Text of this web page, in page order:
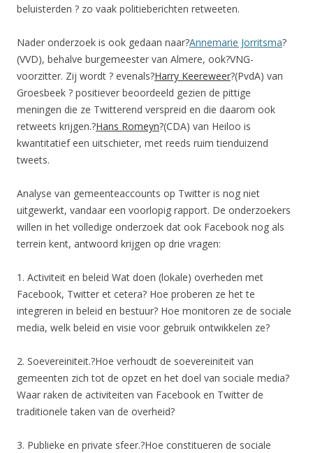
beluisterden ? zo vaak politieberichten retweeten.
Nader onderzoek is ook gedaan naar?Annemarie Jorritsma?
(VVD), behalve burgemeester van Almere, ook?VNG-
voorzitter. Zij wordt ? evenals?Harry Keereweer?(PvdA) van
Groesbeek ? positiever beoordeeld gezien de pittige
meningen die ze Twitterend verspreid en die daarom ook
retweets krijgen.?Hans Romeyn?(CDA) van Heiloo is
kwantitatief een uitschieter, met reeds ruim tienduizend
tweets.
Analyse van gemeenteaccounts op Twitter is nog niet
uitgewerkt, vandaar een voorlopig rapport. De onderzoekers
willen in het volledige onderzoek dat ook Facebook nog als
terrein kent, antwoord krijgen op drie vragen:
1. Activiteit en beleid Wat doen (lokale) overheden met
Facebook, Twitter et cetera? Hoe proberen ze het te
integreren in beleid en bestuur? Hoe monitoren ze de sociale
media, welk beleid en visie voor gebruik ontwikkelen ze?
2. Soevereiniteit.?Hoe verhoudt de soevereiniteit van
gemeenten zich tot de opzet en het doel van sociale media?
Waar raken de activiteiten van Facebook en Twitter de
traditionele taken van de overheid?
3. Publieke en private sfeer.?Hoe constitueren de sociale